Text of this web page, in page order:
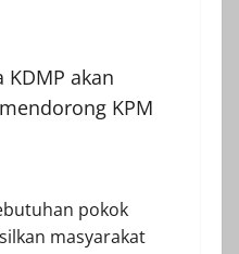
akan
KPM
pokok
masyarakat